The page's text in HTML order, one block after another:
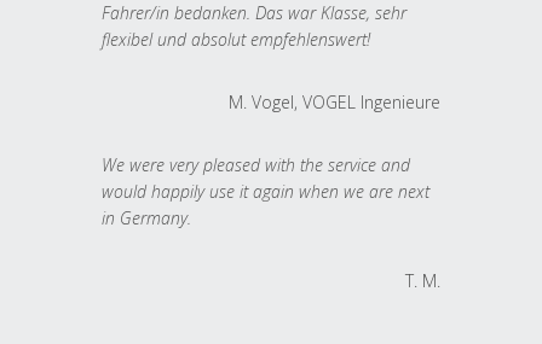
Fahrer/in bedanken. Das war Klasse, sehr
flexibel und absolut empfehlenswert!
M. Vogel, VOGEL Ingenieure
We were very pleased with the service and
would happily use it again when we are next
in Germany.
T. M.